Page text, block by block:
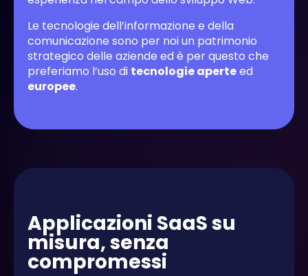
Le tecnologie dell’informazione e della
comunicazione sono per noi un patrimonio
strategico delle aziende ed è per questo che
preferiamo l’uso di tecnologie aperteed
europee.
Applicazioni SaaS su
misura, senza
compromessi